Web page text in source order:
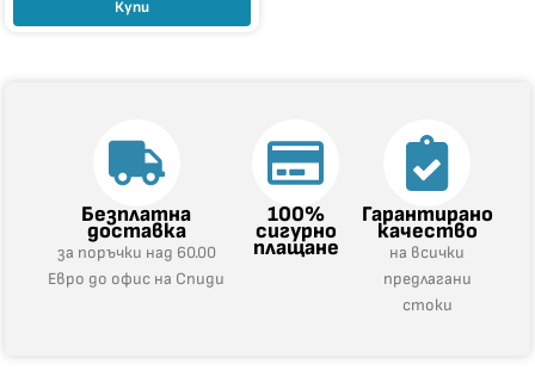
Купи
Безплатна
доставка
за поръчки над 60.00
Евро до офис на Спиди
100%
сигурно
плащане
Гарантирано
качество
на всички
предлагани
стоки